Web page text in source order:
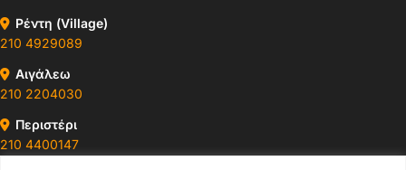
Ρέντη (Village)
210 4929089
Αιγάλεω
210 2204030
Περιστέρι
210 4400147